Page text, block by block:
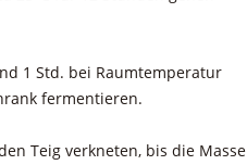
1 Std. bei Raumtemperatur
fermentieren.
Teig verkneten, bis die Masse